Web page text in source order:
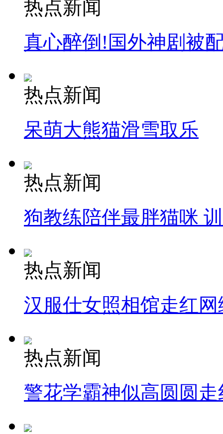
热点新闻
真心醉倒!国外神剧被
热点新闻
呆萌大熊猫滑雪取乐
热点新闻
狗教练陪伴最胖猫咪
热点新闻
汉服仕女照相馆走红网
热点新闻
警花学霸神似高圆圆走